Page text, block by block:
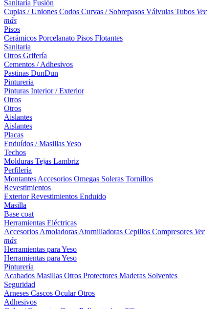
Sanitaria Fusión
Cuplas / Uniones Codos Curvas / Sobrepasos Válvulas Tubos Ver
más
Pisos
Cerámicos Porcelanato Pisos Flotantes
Sanitaria
Otros Grifería
Cementos / Adhesivos
Pastinas DunDun
Pinturería
Pinturas Interior / Exterior
Otros
Otros
Aislantes
Aislantes
Placas
Enduídos / MasillasYeso
Techos
Molduras Tejas Lambriz
Perfilería
Montantes Accesorios Omegas Soleras Tornillos
Revestimientos
ExteriorRevestimientos Enduido
Masilla
Base coat
Herramientas Eléctricas
Accesorios Amoladoras Atornilladoras Cepillos Compresores Ver
más
Herramientas para Yeso
Herramientas para Yeso
Pinturería
Acabados Masillas Otros Protectores Maderas Solventes
Seguridad
Arneses Cascos OcularOtros
Adhesivos